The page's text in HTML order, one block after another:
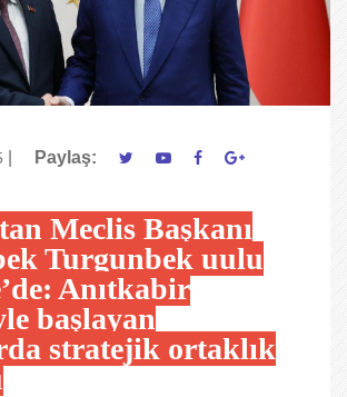
Paylaş:
Meclis Başkanı
Turgunbek uulu
Anıtkabir
başlayan
stratejik ortaklık